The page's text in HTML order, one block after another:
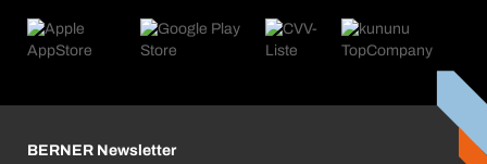
Produktfinder
Kataloge & Broschüren
Was uns antreibt
BERNER Newsletter